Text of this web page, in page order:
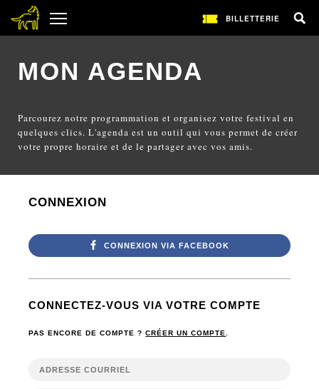
BILLETTERIE
MON AGENDA
Parcourez notre programmation et organisez votre festival en
quelques clics. L'agenda est un outil qui vous permet de créer
votre propre horaire et de le partager avec vos amis.
CONNEXION
CONNEXION VIA FACEBOOK
CONNECTEZ-VOUS VIA VOTRE COMPTE
PAS ENCORE DE COMPTE ?CRÉER UN COMPTE